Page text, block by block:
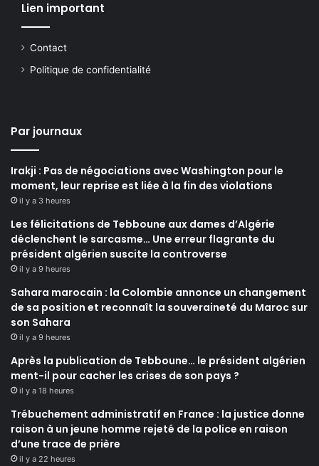
Lien important
Contact
Politique de confidentialité
Par journaux
Irakji : Pas de négociations avec Washington pour le
moment, leur reprise est liée à la fin des violations
il y a 3 heures
Les félicitations de Tebboune aux dames d’Algérie
déclenchent le sarcasme… Une erreur flagrante du
président algérien suscite la controverse
il y a 9 heures
Sahara marocain : la Colombie annonce un changement
de sa position et reconnaît la souveraineté du Maroc sur
son Sahara
il y a 9 heures
Après la publication de Tebboune… le président algérien
ment-il pour cacher les crises de son pays ?
il y a 18 heures
Trébuchement administratif en France : la justice donne
raison à un jeune homme rejeté de la police en raison
d’une trace de prière
il y a 22 heures